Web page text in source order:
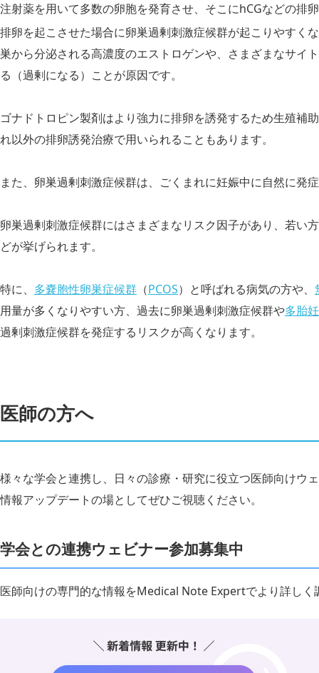
注射薬を用いて多数の卵胞を発育させ、そこにhCGなどの排
排卵を起こさせた場合に卵巣過剰刺激症候群が起こりやすく
巣から分泌される高濃度のエストロゲンや、さまざまなサイ
る（過剰になる）ことが原因です。
ゴナドトロピン製剤はより強力に排卵を誘発するため生殖補
れ以外の排卵誘発治療で用いられることもあります。
また、卵巣過剰刺激症候群は、ごくまれに妊娠中に自然に発
卵巣過剰刺激症候群にはさまざまなリスク因子があり、若い
どが挙げられます。
特に、 多嚢胞性卵巣症候群 （PCOS）と呼ばれる病気の方や、
用量が多くなりやすい方、過去に卵巣過剰刺激症候群や多胎
過剰刺激症候群を発症するリスクが高くなります。
医師の方へ
様々な学会と連携し、日々の診療・研究に役立つ医師向けウ
情報アップデートの場としてぜひご視聴ください。
学会との連携ウェビナー参加募集中
医師向けの専門的な情報をMedical Note Expertでより詳しく